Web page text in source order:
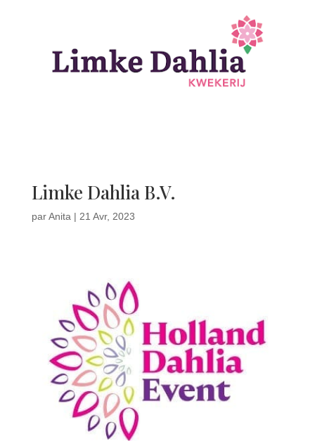
Limke Dahlia B.V.
parAnita| 21 Avr, 2023